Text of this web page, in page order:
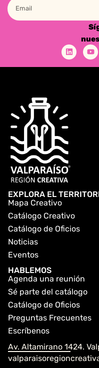
EXPLORA EL
Mapa Creativo
Catálogo Creativo
Catálogo de Oficios
Noticias
Eventos
HABLEMOS
Agenda una reunión
Sé parte del catálogo
Catálogo de Oficios
Preguntas Frecuentes
Escríbenos
Av. Altamirano 1424.